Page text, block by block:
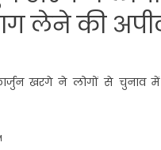
लेने की
खरगे ने लोगों से चुनाव